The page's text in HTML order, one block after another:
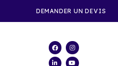
DEMANDER UN DEVIS